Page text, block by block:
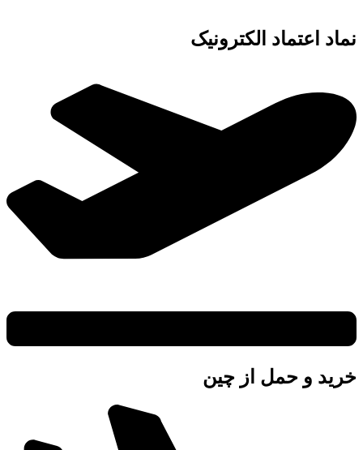
نماد اعتماد الکترونیک
خرید و حمل از چین